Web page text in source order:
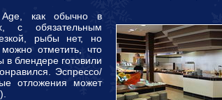
как обычно в
с обязательным
рыбы нет, но
отметить, что
в блендере готовили
Эспрессо/
отложения может